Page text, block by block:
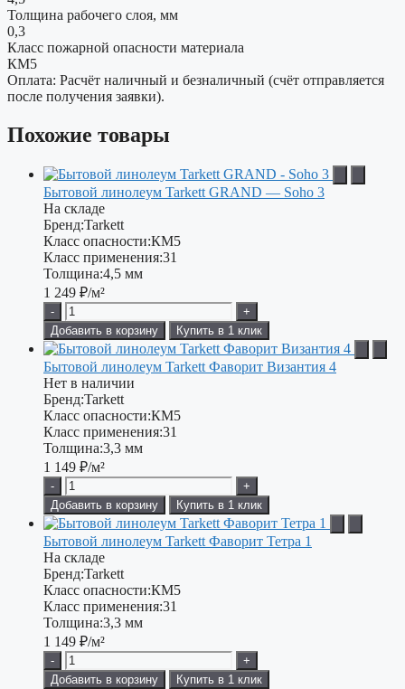
Толщина рабочего слоя, мм
0,3
Класс пожарной опасности материала
КМ5
Оплата: Расчёт наличный и безналичный (счёт отправляется
после получения заявки).
Похожие товары
Бытовой линолеум Tarkett GRAND — Soho 3
На складе
Бренд:Tarkett
Класс опасности:КМ5
Класс применения:31
Толщина:4,5 мм
1 249 ₽/м²
-
+
Добавить в корзину
Купить в 1 клик
Бытовой линолеум Tarkett Фаворит Византия 4
Нет в наличии
Бренд:Tarkett
Класс опасности:КМ5
Класс применения:31
Толщина:3,3 мм
1 149 ₽/м²
-
+
Добавить в корзину
Купить в 1 клик
Бытовой линолеум Tarkett Фаворит Тетра 1
На складе
Бренд:Tarkett
Класс опасности:КМ5
Класс применения:31
Толщина:3,3 мм
1 149 ₽/м²
-
+
Добавить в корзину
Купить в 1 клик